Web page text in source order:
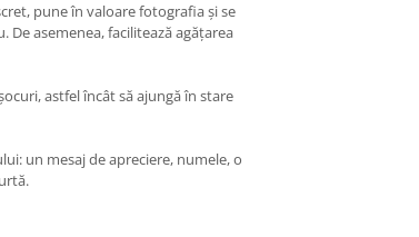
pune în valoare fotografia și se
asemenea, facilitează agățarea
astfel încât să ajungă în stare
un mesaj de apreciere, numele, o